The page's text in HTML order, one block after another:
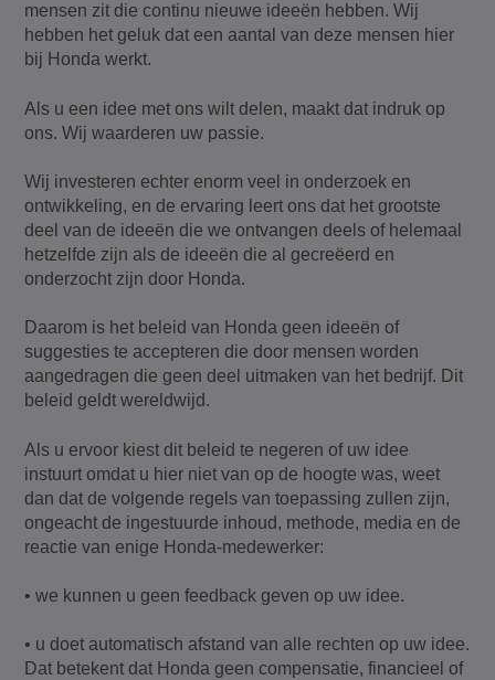
mensen zit die continu nieuwe ideeën hebben. Wij
hebben het geluk dat een aantal van deze mensen hier
bij Honda werkt.
Als u een idee met ons wilt delen, maakt dat indruk op
ons. Wij waarderen uw passie.
Wij investeren echter enorm veel in onderzoek en
ontwikkeling, en de ervaring leert ons dat het grootste
deel van de ideeën die we ontvangen deels of helemaal
hetzelfde zijn als de ideeën die al gecreëerd en
onderzocht zijn door Honda.
Daarom is het beleid van Honda geen ideeën of
suggesties te accepteren die door mensen worden
aangedragen die geen deel uitmaken van het bedrijf. Dit
beleid geldt wereldwijd.
Als u ervoor kiest dit beleid te negeren of uw idee
instuurt omdat u hier niet van op de hoogte was, weet
dan dat de volgende regels van toepassing zullen zijn,
ongeacht de ingestuurde inhoud, methode, media en de
reactie van enige Honda-medewerker:
• we kunnen u geen feedback geven op uw idee.
• u doet automatisch afstand van alle rechten op uw idee.
Dat betekent dat Honda geen compensatie, financieel of